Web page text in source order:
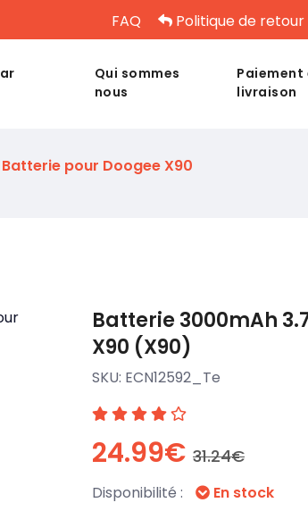
FAQ Politique de retour
Qui sommes
nous
Paiement
livraison
Batterie pour Doogee X90
Batterie 3000mAh
X90 (X90)
SKU: ECN12592_Te
24.99€ 31.24€
Disponibilité : En stock